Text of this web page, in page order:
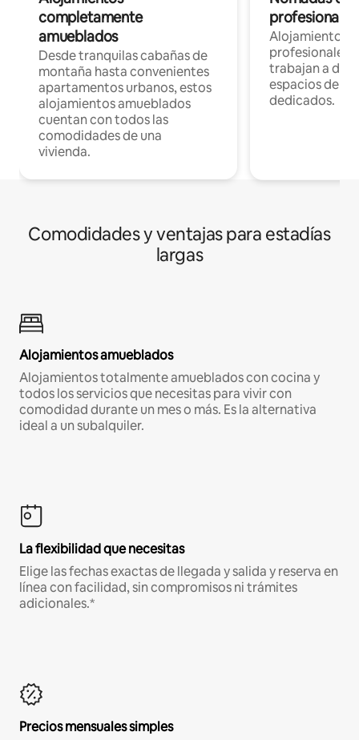
completamente
amueblados
Desde tranquilas cabañas de
montaña hasta convenientes
apartamentos urbanos, estos
alojamientos amueblados
cuentan con todos las
comodidades de una
vivienda.
Alojamientos
profesionales
trabajan a
espacios de
dedicados.
Comodidades y ventajas para estadías
largas
Alojamientos amueblados
Alojamientos totalmente amueblados con cocina y
todos los servicios que necesitas para vivir con
comodidad durante un mes o más. Es la alternativa
ideal a un subalquiler.
La flexibilidad que necesitas
Elige las fechas exactas de llegada y salida y reserva en
línea con facilidad, sin compromisos ni trámites
adicionales.*
Precios mensuales simples